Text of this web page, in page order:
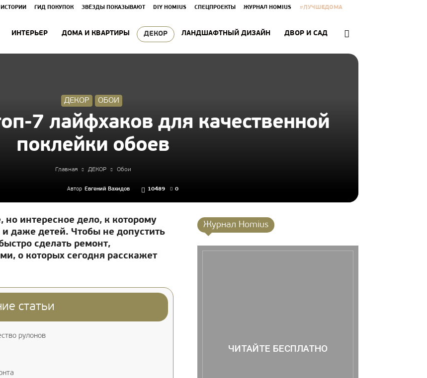
ИСТОРИИ ГИД ПОКУПОК ЗВЁЗДЫ ПОКАЗЫВАЮТ DIY HOMIUS СПЕЦПРОЕКТЫ ЖУРНАЛ HOMIUS #ЛУЧШЕДОМА
ИНТЕРЬЕР ДОМА И КВАРТИРЫ ДЕКОР ЛАНДШАФТНЫЙ ДИЗАЙН ДВОР И САД
ДЕКОР ОБОИ
7 лайфхаков для качественной
поклейки обоев
Главная ДЕКОР Обои
Автор Евгений Вахидов 10489 0
но интересное дело, к которому
даже детей. Чтобы не допустить
сделать ремонт,
о которых сегодня расскажет
статьи
рулонов
Журнал Homius
ЧИТАЙТЕ БЕСПЛАТНО